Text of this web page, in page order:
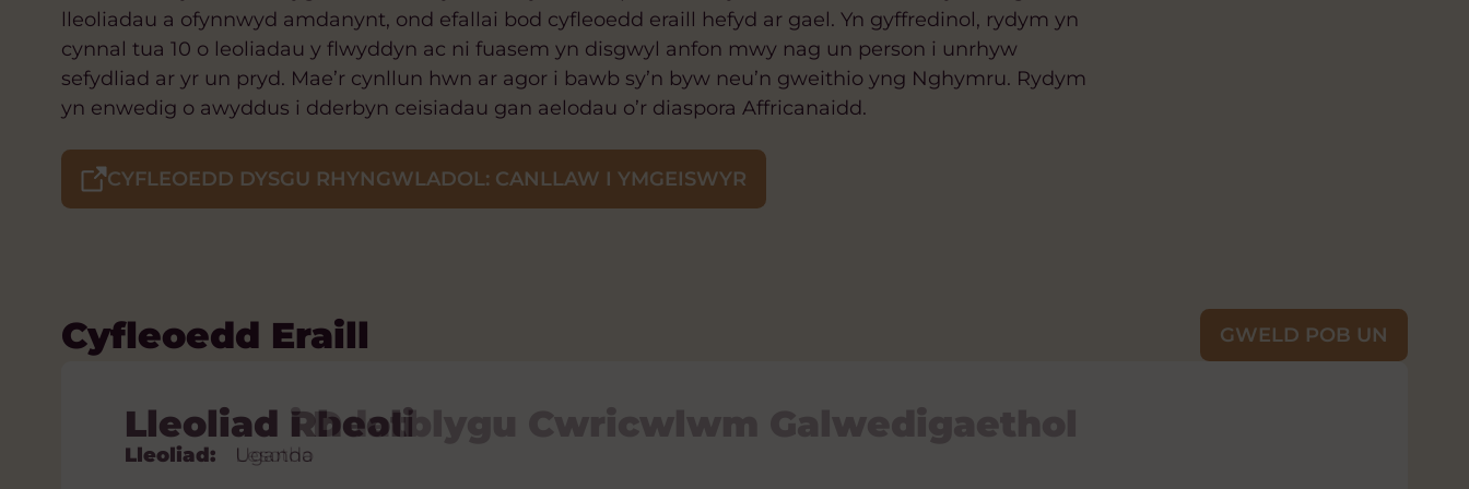
lleoliadau a ofynnwyd amdanynt, ond efallai bod cyfleoedd eraill hefyd ar gael. Yn gyffredinol, rydym yn
cynnal tua 10 o leoliadau y flwyddyn ac ni fuasem yn disgwyl anfon mwy nag un person i unrhyw
sefydliad ar yr un pryd. Mae’r cynllun hwn ar agor i bawb sy’n byw neu’n gweithio yng Nghymru. Rydym
yn enwedig o awyddus i dderbyn ceisiadau gan aelodau o’r diaspora Affricanaidd.
CYFLEOEDD DYSGU RHYNGWLADOL: CANLLAW I YMGEISWYR
Cyfleoedd Eraill GWELD POB UN
Lleoliad i Ddatblygu Cwricwlwm Galwedigaethol
Lleoliad: Lesotho
Lleoliad Rheoli
Lleoliad:
Uganda
Lleoliad Cymorth i Ddysgwyr
Lleoliad: Lesotho
Lleoliad Ffisiotherapi
Lleoliad: Uganda
Lleoliad Cwnselydd
Lleoliad: Lesotho